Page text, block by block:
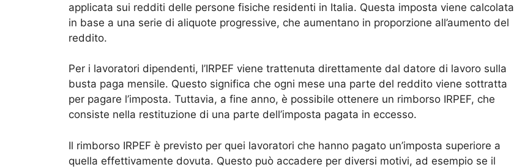
applicata sui redditi delle persone fisiche residenti in Italia. Questa imposta viene calcolata
in base a una serie di aliquote progressive, che aumentano in proporzione all’aumento del
reddito.
Per i lavoratori dipendenti, l’IRPEF viene trattenuta direttamente dal datore di lavoro sulla
busta paga mensile. Questo significa che ogni mese una parte del reddito viene sottratta
per pagare l’imposta. Tuttavia, a fine anno, è possibile ottenere un rimborso IRPEF, che
consiste nella restituzione di una parte dell’imposta pagata in eccesso.
Il rimborso IRPEF è previsto per quei lavoratori che hanno pagato un’imposta superiore a
quella effettivamente dovuta. Questo può accadere per diversi motivi, ad esempio se il